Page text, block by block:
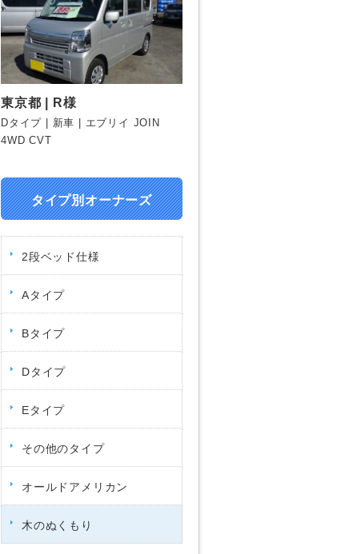
東京都 | R様
Dタイプ | 新車 | エブリイ JOIN
4WD CVT
タイプ別オーナーズ
2段ベッド仕様
Aタイプ
Bタイプ
Dタイプ
Eタイプ
その他のタイプ
オールドアメリカン
木のぬくもり